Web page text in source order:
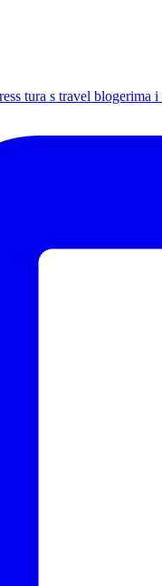
tura s travel blogerima